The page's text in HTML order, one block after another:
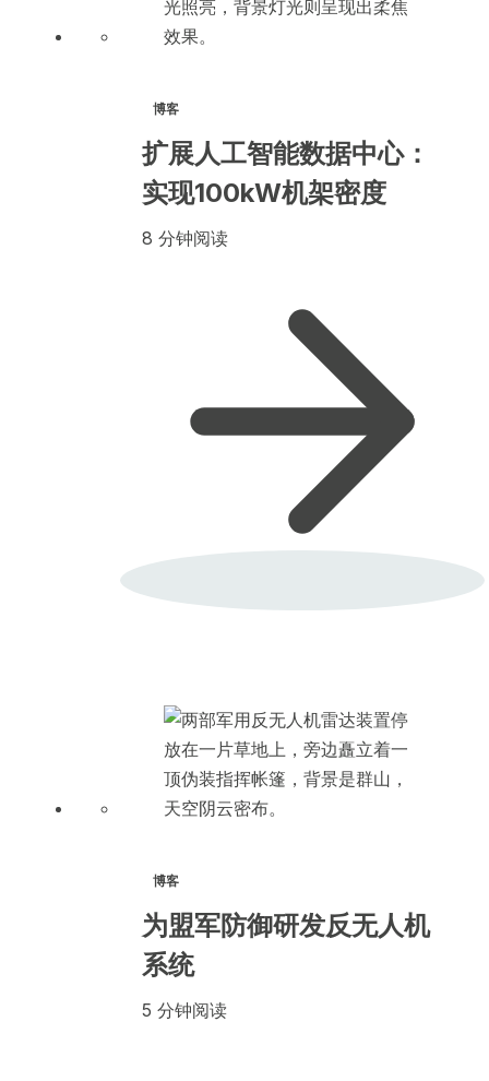
博客
扩展人工智能数据中心：
实现100kW机架密度
8 分钟阅读
博客
为盟军防御研发反无人机
系统
5 分钟阅读